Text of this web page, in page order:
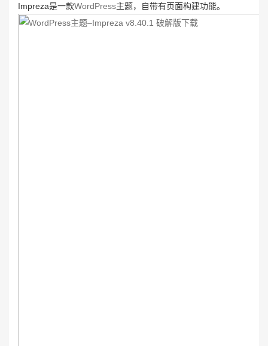
Impreza是一款WordPress主题，自带有页面构建功能。